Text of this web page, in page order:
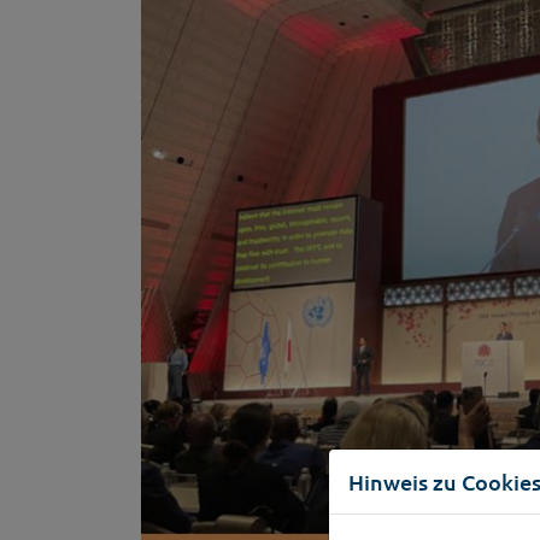
Hinweis zu Cookies